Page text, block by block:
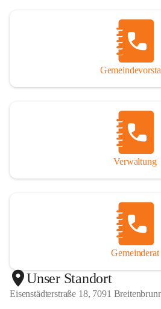
Verwaltung
Gemeinderat
Unser Standort
Eisenstädterstraße 18, 7091